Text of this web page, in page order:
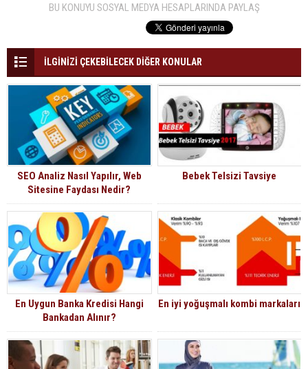
BU KONUYU SOSYAL MEDYA HESAPLARINDA PAYLAŞ
İLGİNİZİ ÇEKEBİLECEK DİĞER KONULAR
SEO Analiz Nasıl Yapılır, Web
Sitesine Faydası Nedir?
Bebek Telsizi Tavsiye
En Uygun Banka Kredisi Hangi
Bankadan Alınır?
En iyi yoğuşmalı kombi markaları